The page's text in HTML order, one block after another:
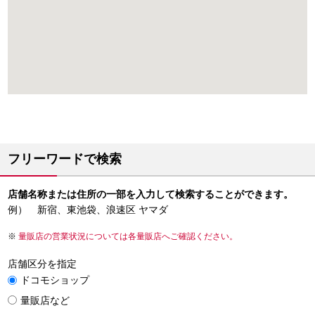
フリーワードで検索
店舗名称または住所の一部を入力して検索することができます。
例） 新宿、東池袋、浪速区 ヤマダ
量販店の営業状況については各量販店へご確認ください。
店舗区分を指定
ドコモショップ
量販店など